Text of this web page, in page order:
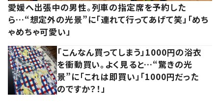
愛媛へ出張中の男性。列車の指定席を予約した
ら…“想定外の光景”に「連れて行ってあげて笑」「めち
ゃめちゃ可愛い」
「こんなん買ってしまう」1000円の浴衣
を衝動買い。よく見ると…“驚きの光
景”に「これは即買い」「1000円だった
のですか？！」